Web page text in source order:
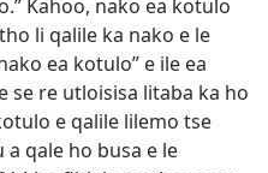
Kahoo, nako ea kotulo
li qalile ka nako e le
ea kotulo” e ile ea
se re utloisisa litaba ka ho
e qalile lilemo tse
a qale ho busa e le